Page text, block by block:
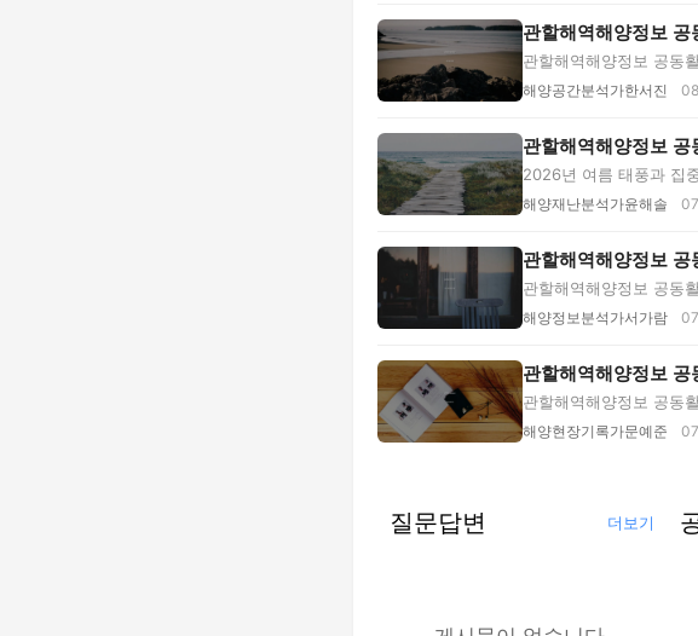
관할해역해양정보
관할해역해양정보 공동
비...
해양공간분석가한서진
관할해역해양정보
2026년 여름 태풍과 집
고...
해양재난분석가윤해솔
관할해역해양정보
관할해역해양정보 공동
...
해양정보분석가서가람
관할해역해양정보
관할해역해양정보 공동
토...
해양현장기록가문예준
질문답변 더보기